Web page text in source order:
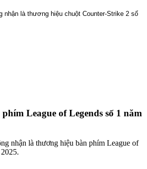
nhận là thương hiệu chuột Counter-Strike 2 số
League of Legends số 1 năm
nhận là thương hiệu bàn phím League of